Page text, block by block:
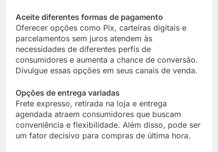
Aceite diferentes formas de pagamento
Oferecer opções como Pix, carteiras digitais e
parcelamentos sem juros atendem às
necessidades de diferentes perfis de
consumidores e aumenta a chance de conversão.
Divulgue essas opções em seus canais de venda.
Opções de entrega variadas
Frete expresso, retirada na loja e entrega
agendada atraem consumidores que buscam
conveniência e flexibilidade. Além disso, pode ser
um fator decisivo para compras de última hora.